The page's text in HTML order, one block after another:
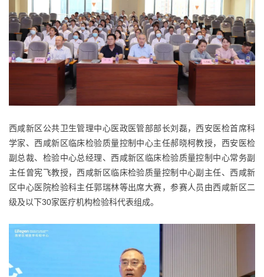
西咸新区公共卫生管理中心医政医管部部长刘磊，西安医检首席科
学家、西咸新区临床检验质量控制中心主任郝晓柯教授，西安医检
副总裁、检验中心总经理、西咸新区临床检验质量控制中心常务副
主任曾宪飞教授，西咸新区临床检验质量控制中心副主任、西咸新
区中心医院检验科主任郭瑞林等出席大赛，参赛人员由西咸新区二
级及以下30家医疗机构检验科代表组成。